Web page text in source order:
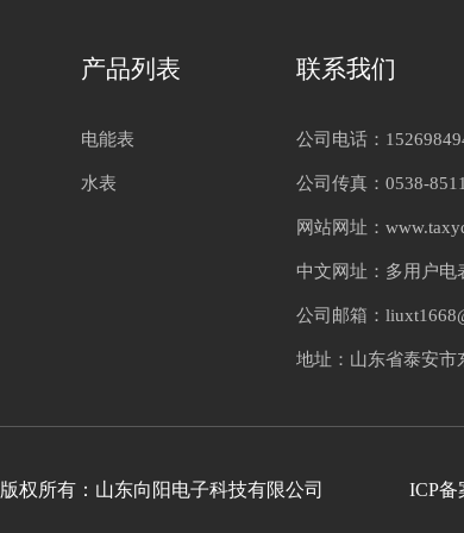
产品列表
电能表
水表
联系我们
公司电话：
公司传真：0538-
网站网址：
中文网址：多用户
公司邮箱：
地址：山东省泰安市
版权所有：山东向阳电子科技有限公司ICP备